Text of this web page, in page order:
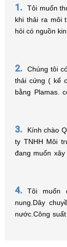
1.
Tôi muốn
khi thải ra môi
hỏi có nguồn
2.
Chúng tôi
thải cứng ( kể
bằng Plamas.
MGW điện
!
3.
Kính chào Quỹ
ty TNHH Môi
đang muốn
hồ sơ, thủ tục
4.
Tôi muốn
nung.Dây
nước.Công
Tôi ở Sơn La